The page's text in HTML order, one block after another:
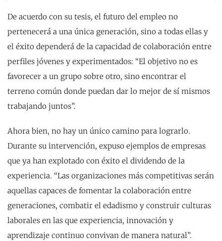
De acuerdo con su tesis, el futuro del empleo no
pertenecerá a una única generación, sino a todas ellas y
el éxito dependerá de la capacidad de colaboración entre
perfiles jóvenes y experimentados: “El objetivo no es
favorecer a un grupo sobre otro, sino encontrar el
terreno común donde puedan dar lo mejor de sí mismos
trabajando juntos”.
Ahora bien, no hay un único camino para lograrlo.
Durante su intervención, expuso ejemplos de empresas
que ya han explotado con éxito el dividendo de la
experiencia. “Las organizaciones más competitivas serán
aquellas capaces de fomentar la colaboración entre
generaciones, combatir el edadismo y construir culturas
laborales en las que experiencia, innovación y
aprendizaje continuo convivan de manera natural”.